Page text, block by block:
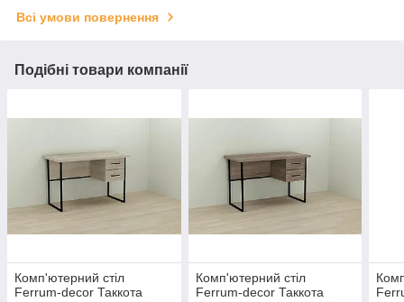
Всі умови повернення
Подібні товари компанії
Комп'ютерний стіл
Ferrum-decor Таккота
Комп'ютерний стіл
Ferrum-decor Таккота